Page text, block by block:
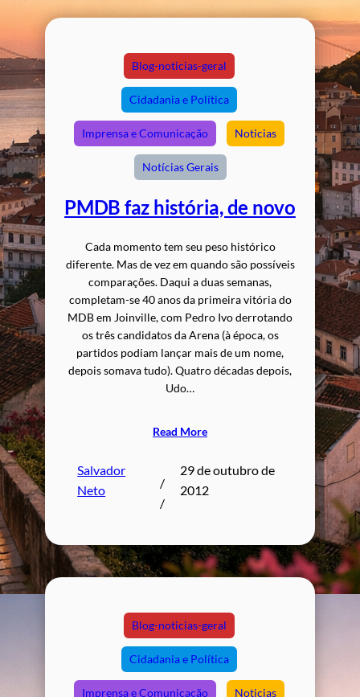
Blog-noticias-geral
Cidadania e Política
Imprensa e Comunicação Noticias
Notícias Gerais
PMDB faz história, de novo
Cada momento tem seu peso histórico
diferente. Mas de vez em quando são possíveis
comparações. Daqui a duas semanas,
completam-se 40 anos da primeira vitória do
MDB em Joinville, com Pedro Ivo derrotando
os três candidatos da Arena (à época, os
partidos podiam lançar mais de um nome,
depois somava tudo). Quatro décadas depois,
Udo…
Read More
Salvador
Neto
/
/
29 de outubro de
2012
Blog-noticias-geral
Cidadania e Política
Imprensa e Comunicação Noticias